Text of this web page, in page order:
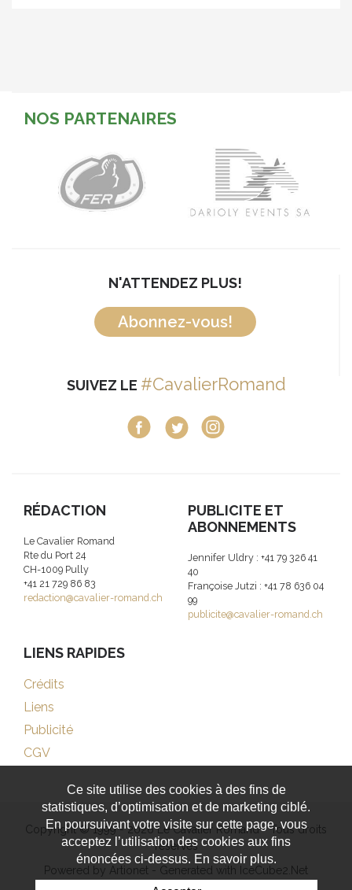
NOS PARTENAIRES
N'ATTENDEZ PLUS!
Abonnez-vous!
SUIVEZ LE #CavalierRomand
RÉDACTION
Le Cavalier Romand
Rte du Port 24
CH-1009 Pully
+41 21 729 86 83
redaction@cavalier-romand.ch
PUBLICITE ET
ABONNEMENTS
Jennifer Uldry : +41 79 326 41
40
Françoise Jutzi : +41 78 636 04
99
publicite@cavalier-romand.ch
LIENS RAPIDES
Crédits
Liens
Publicité
CGV
Copyright © 1999 - 2026 Le Cavalier Romand - Tous droits
réservés
Powered by Artionet - Generated with IceCube2.Net
Ce site utilise des cookies à des fins de
statistiques, d’optimisation et de marketing ciblé.
En poursuivant votre visite sur cette page, vous
acceptez l’utilisation des cookies aux fins
énoncées ci-dessus. En savoir plus.